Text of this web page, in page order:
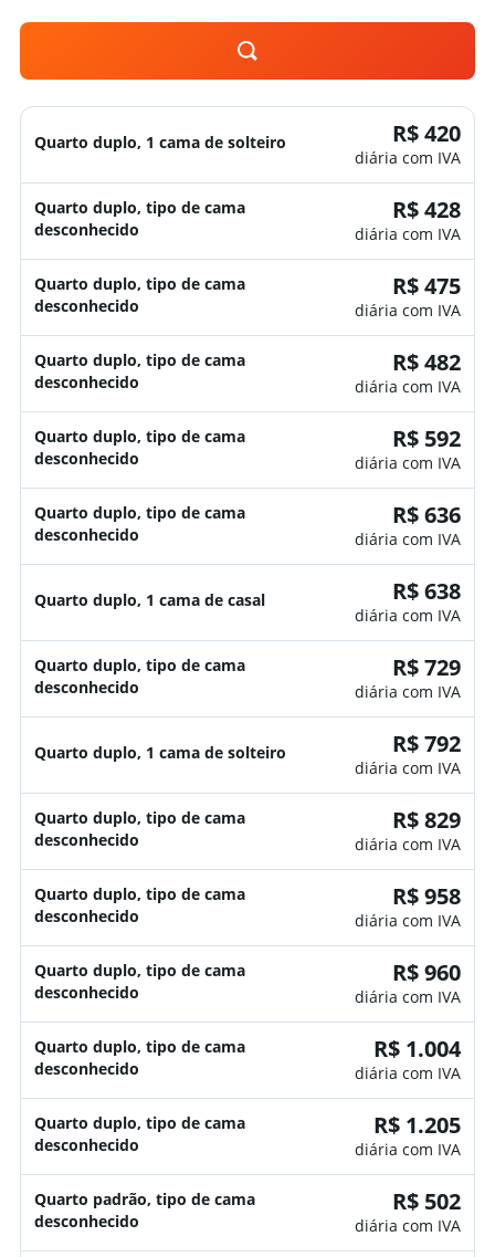
Quarto duplo, 1 cama de solteiro R$ 420
diária com IVA
Quarto duplo, tipo de cama
desconhecido
R$ 428
diária com IVA
Quarto duplo, tipo de cama
desconhecido
R$ 475
diária com IVA
Quarto duplo, tipo de cama
desconhecido
R$ 482
diária com IVA
Quarto duplo, tipo de cama
desconhecido
R$ 592
diária com IVA
Quarto duplo, tipo de cama
desconhecido
R$ 636
diária com IVA
Quarto duplo, 1 cama de casal R$ 638
diária com IVA
Quarto duplo, tipo de cama
desconhecido
R$ 729
diária com IVA
Quarto duplo, 1 cama de solteiro R$ 792
diária com IVA
Quarto duplo, tipo de cama
desconhecido
R$ 829
diária com IVA
Quarto duplo, tipo de cama
desconhecido
R$ 958
diária com IVA
Quarto duplo, tipo de cama
desconhecido
R$ 960
diária com IVA
Quarto duplo, tipo de cama
desconhecido
R$ 1.004
diária com IVA
Quarto duplo, tipo de cama
desconhecido
R$ 1.205
diária com IVA
Quarto padrão, tipo de cama
desconhecido
R$ 502
diária com IVA